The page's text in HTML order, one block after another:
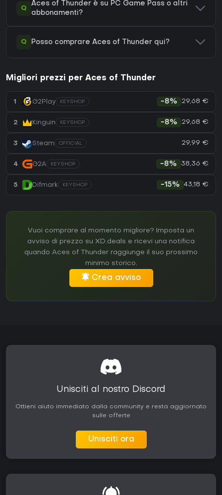
Q
Aces of Thunder è su PC Game Pass o altri
abbonamenti?
Q Posso comprare Aces of Thunder qui?
Migliori prezzi per Aces of Thunder
1 G2Play KEYSHOP -8% 29,68 €
2 Kinguin KEYSHOP -8% 29,68 €
3 Steam OFFICIAL 29,99 €
4 G2A KEYSHOP -8% 38,36 €
5 Difmark KEYSHOP -15% 43,18 €
Vuoi comprare al momento migliore? Imposta un
avviso di prezzo su XD.deals e ricevi una notifica
quando Aces of Thunder raggiunge il suo prossimo
minimo storico.
Crea avviso
Unisciti al nostro Discord
Ottieni aiuto immediato dalla community e resta aggiornato
sulle offerte
Unisciti ora